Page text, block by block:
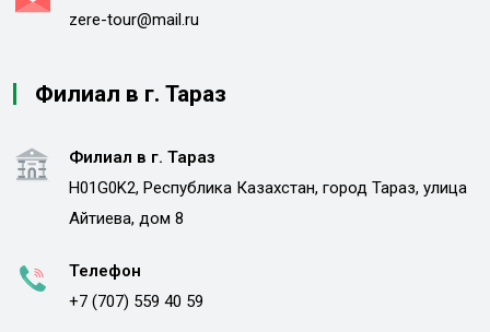
zere-tour@mail.ru
Филиал в г. Тараз
Филиал в г. Тараз
H01G0K2, Республика Казахстан, город Тараз, улица
Айтиева, дом 8
Телефон
+7 (707) 559 40 59